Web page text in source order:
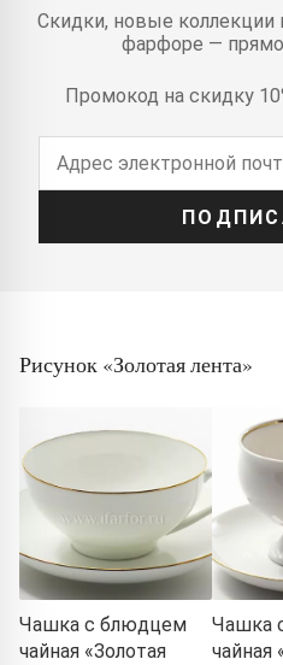
Скидки, новые коллекции
фарфоре —
Промокод на скидку
Рисунок «Золотая лента»
Чашка с блюдцем
чайная «Золотая
Чашка
чайная